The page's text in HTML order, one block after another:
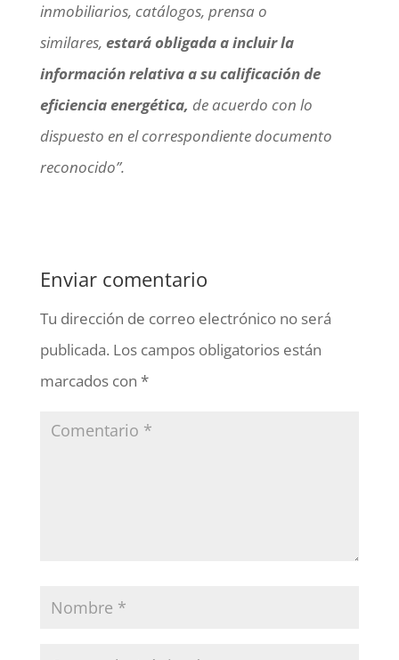
inmobiliarios, catálogos, prensa o
similares, estará obligada a incluir la
información relativa a su calificación de
eficiencia energética, de acuerdo con lo
dispuesto en el correspondiente documento
reconocido”.
Enviar comentario
Tu dirección de correo electrónico no será
publicada. Los campos obligatorios están
marcados con *